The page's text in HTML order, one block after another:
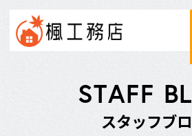
STAFF BL
スタッフブロ